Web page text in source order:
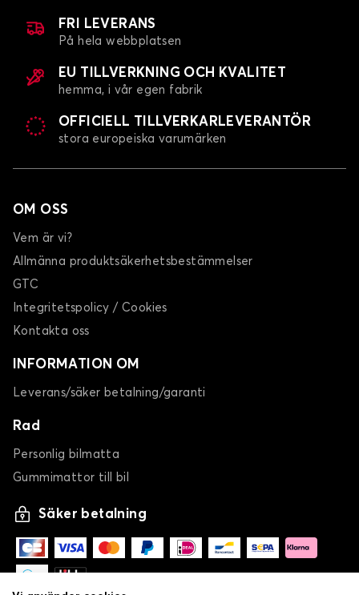
FRI LEVERANS
På hela webbplatsen
EU TILLVERKNING OCH KVALITET
hemma, i vår egen fabrik
OFFICIELL TILLVERKARLEVERANTÖR
stora europeiska varumärken
OM OSS
Vem är vi?
Allmänna produktsäkerhetsbestämmelser
GTC
Integritetspolicy / Cookies
Kontakta oss
INFORMATION OM
Leverans/säker betalning/garanti
Rad
Personlig bilmatta
Gummimattor till bil
Säker betalning